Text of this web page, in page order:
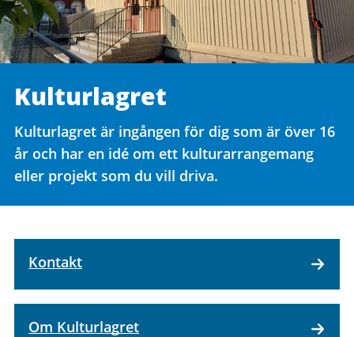
Kulturlagret
Kulturlagret är ingången för dig som är över 16
år och har en idé om ett kulturarrangemang
eller projekt som du vill driva.
Kontakt
Om Kulturlagret